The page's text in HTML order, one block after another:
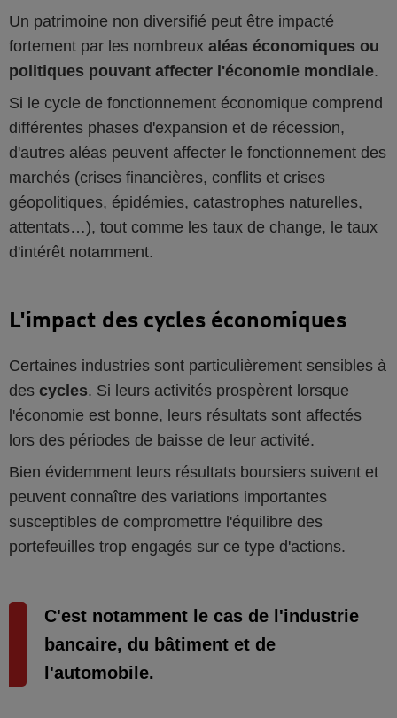
Un patrimoine non diversifié peut être impacté
fortement par les nombreux aléas économiques ou
politiques pouvant affecter l'économie mondiale.
Si le cycle de fonctionnement économique comprend
différentes phases d'expansion et de récession,
d'autres aléas peuvent affecter le fonctionnement des
marchés (crises financières, conflits et crises
géopolitiques, épidémies, catastrophes naturelles,
attentats…), tout comme les taux de change, le taux
d'intérêt notamment.
L'impact des cycles économiques
Certaines industries sont particulièrement sensibles à
des cycles. Si leurs activités prospèrent lorsque
l'économie est bonne, leurs résultats sont affectés
lors des périodes de baisse de leur activité.
Bien évidemment leurs résultats boursiers suivent et
peuvent connaître des variations importantes
susceptibles de compromettre l'équilibre des
portefeuilles trop engagés sur ce type d'actions.
C'est notamment le cas de l'industrie
bancaire, du bâtiment et de
l'automobile.